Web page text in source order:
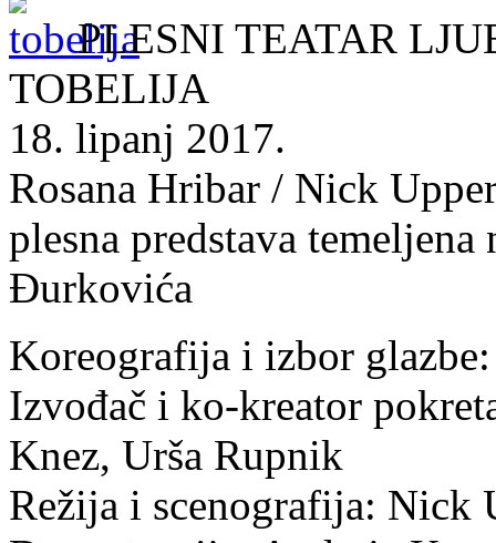
PLESNI TEATAR
TOBELIJA
18. lipanj 2017.
Rosana Hribar / Nick
plesna predstava
Đurkovića
Koreografija i izbor
Izvođač i ko-kreator
Knez, Urša Rupnik
Režija i scenografija: Nick